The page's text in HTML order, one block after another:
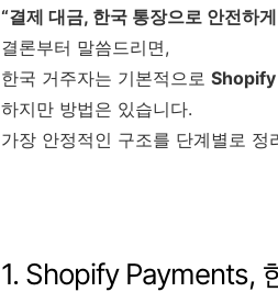
“결제 대금, 한국 통장으로 안전하
결론부터 말씀드리면,
한국 거주자는 기본적으로 Shopify
하지만 방법은 있습니다.
가장 안정적인 구조를 단계별로 정
1. Shopify Payments,